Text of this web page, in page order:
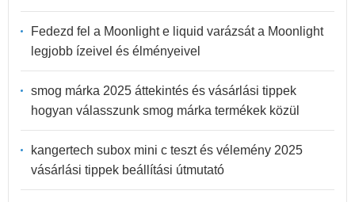
Fedezd fel a Moonlight e liquid varázsát a Moonlight
legjobb ízeivel és élményeivel
smog márka 2025 áttekintés és vásárlási tippek
hogyan válasszunk smog márka termékek közül
kangertech subox mini c teszt és vélemény 2025
vásárlási tippek beállítási útmutató